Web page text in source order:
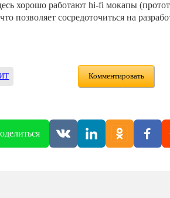
хорошо работают hi-fi мокапы
позволяет сосредоточиться на
Комментировать